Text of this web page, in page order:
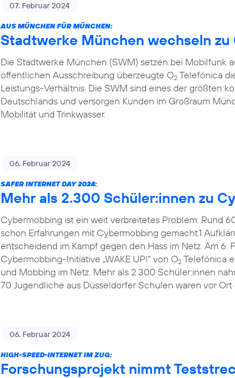
07. Februar 2024
AUS MÜNCHEN FÜR MÜNCHEN:
Stadtwerke München wechseln zu
Die Stadtwerke München (SWM) setzen bei Mobilfunk
öffentlichen Ausschreibung überzeugte O2 Telefónica
Leistungs-Verhältnis. Die SWM sind eines der größten
Deutschlands und versorgen Kunden im Großraum
Mobilität und Trinkwasser.
06. Februar 2024
SAFER INTERNET DAY 2024:
Mehr als 2.300 Schüler:innen zu
Cybermobbing ist ein weit verbreitetes Problem: Rund
schon Erfahrungen mit Cybermobbing gemacht.1
entscheidend im Kampf gegen den Hass im Netz. Am
Cybermobbing-Initiative „WAKE UP!“ von O2 Telefónica
und Mobbing im Netz. Mehr als 2.300 Schüler:innen
70 Jugendliche aus Düsseldorfer Schulen waren vor Ort
06. Februar 2024
HIGH-SPEED-INTERNET IM ZUG:
Forschungsprojekt nimmt